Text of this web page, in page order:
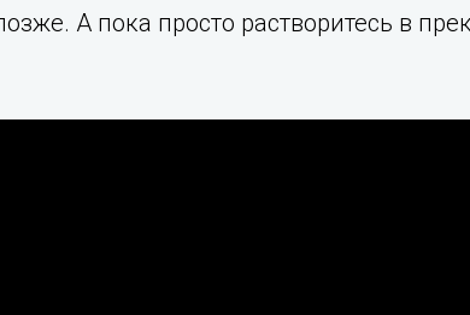
А пока просто растворитесь в